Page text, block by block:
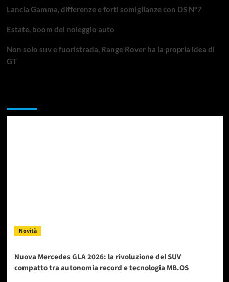
Lancia Gamma, differenze e forti somiglianze con DS N°7
Estate, boom del noleggio auto
Non solo suv e fuoristrada, Range Rover ha la propria idea di
GT
Novità
Nuova Mercedes GLA 2026: la rivoluzione del SUV
compatto tra autonomia record e tecnologia MB.OS